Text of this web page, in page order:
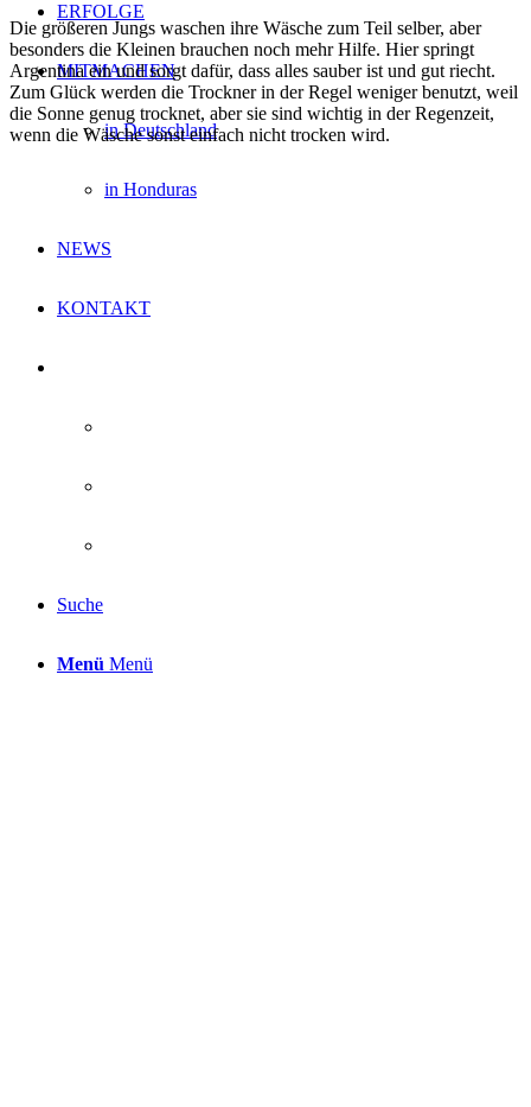
ERFOLGE
MITMACHEN
in Deutschland
in Honduras
NEWS
KONTAKT
Suche
Menü Menü
Die größeren Jungs waschen ihre Wäsche zum Teil selber, aber
besonders die Kleinen brauchen noch mehr Hilfe. Hier springt
Argentina ein und sorgt dafür, dass alles sauber ist und gut riecht.
Zum Glück werden die Trockner in der Regel weniger benutzt, weil
die Sonne genug trocknet, aber sie sind wichtig in der Regenzeit,
wenn die Wäsche sonst einfach nicht trocken wird.